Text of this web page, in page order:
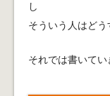
し
そういう人はどう
それでは書いてい